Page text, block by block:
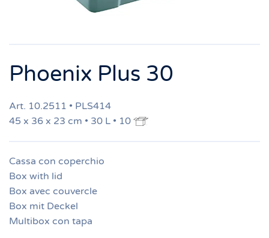
Phoenix Plus 30
Art. 10.2511 • PLS414
45 x 36 x 23 cm • 30 L • 10
Cassa con coperchio
Box with lid
Box avec couvercle
Box mit Deckel
Multibox con tapa